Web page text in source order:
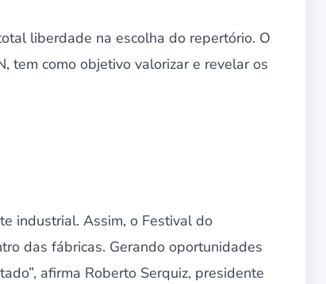
liberdade na escolha do repertório. O
tem como objetivo valorizar e revelar os
industrial. Assim, o Festival do
das fábricas. Gerando oportunidades
afirma Roberto Serquiz, presidente